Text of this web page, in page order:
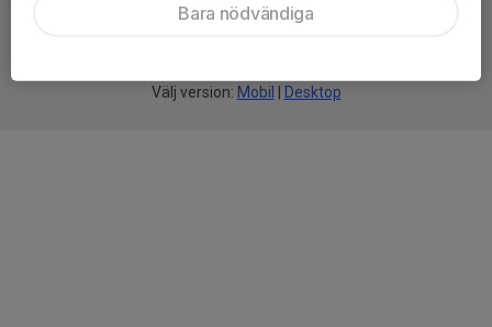
Välj version: Mobil Desktop
Bara nödvändiga